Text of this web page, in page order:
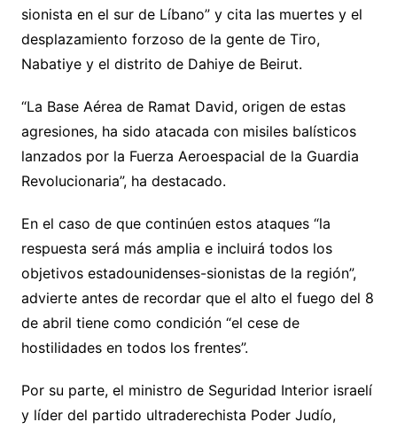
sionista en el sur de Líbano” y cita las muertes y el
desplazamiento forzoso de la gente de Tiro,
Nabatiye y el distrito de Dahiye de Beirut.
“La Base Aérea de Ramat David, origen de estas
agresiones, ha sido atacada con misiles balísticos
lanzados por la Fuerza Aeroespacial de la Guardia
Revolucionaria”, ha destacado.
En el caso de que continúen estos ataques “la
respuesta será más amplia e incluirá todos los
objetivos estadounidenses-sionistas de la región”,
advierte antes de recordar que el alto el fuego del 8
de abril tiene como condición “el cese de
hostilidades en todos los frentes”.
Por su parte, el ministro de Seguridad Interior israelí
y líder del partido ultraderechista Poder Judío,